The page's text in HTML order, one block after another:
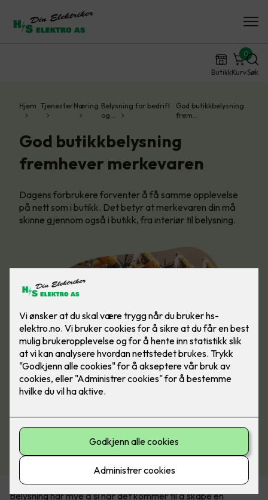
ButikkKurv
0
Søk
Hjem TjenesterNæring Belysning for bedrift
og…
God butikkbelysning
frem…
God butikkbelysning
fremhever merkevaren
Dagens forbrukere forventer å få samme opplevelse
på nett som i butikk. Det betyr at merkevaren din må
skinne gjennom også i butikk, fra interiør til belysning.
Belysning har mye å si når det kommer til å skape en